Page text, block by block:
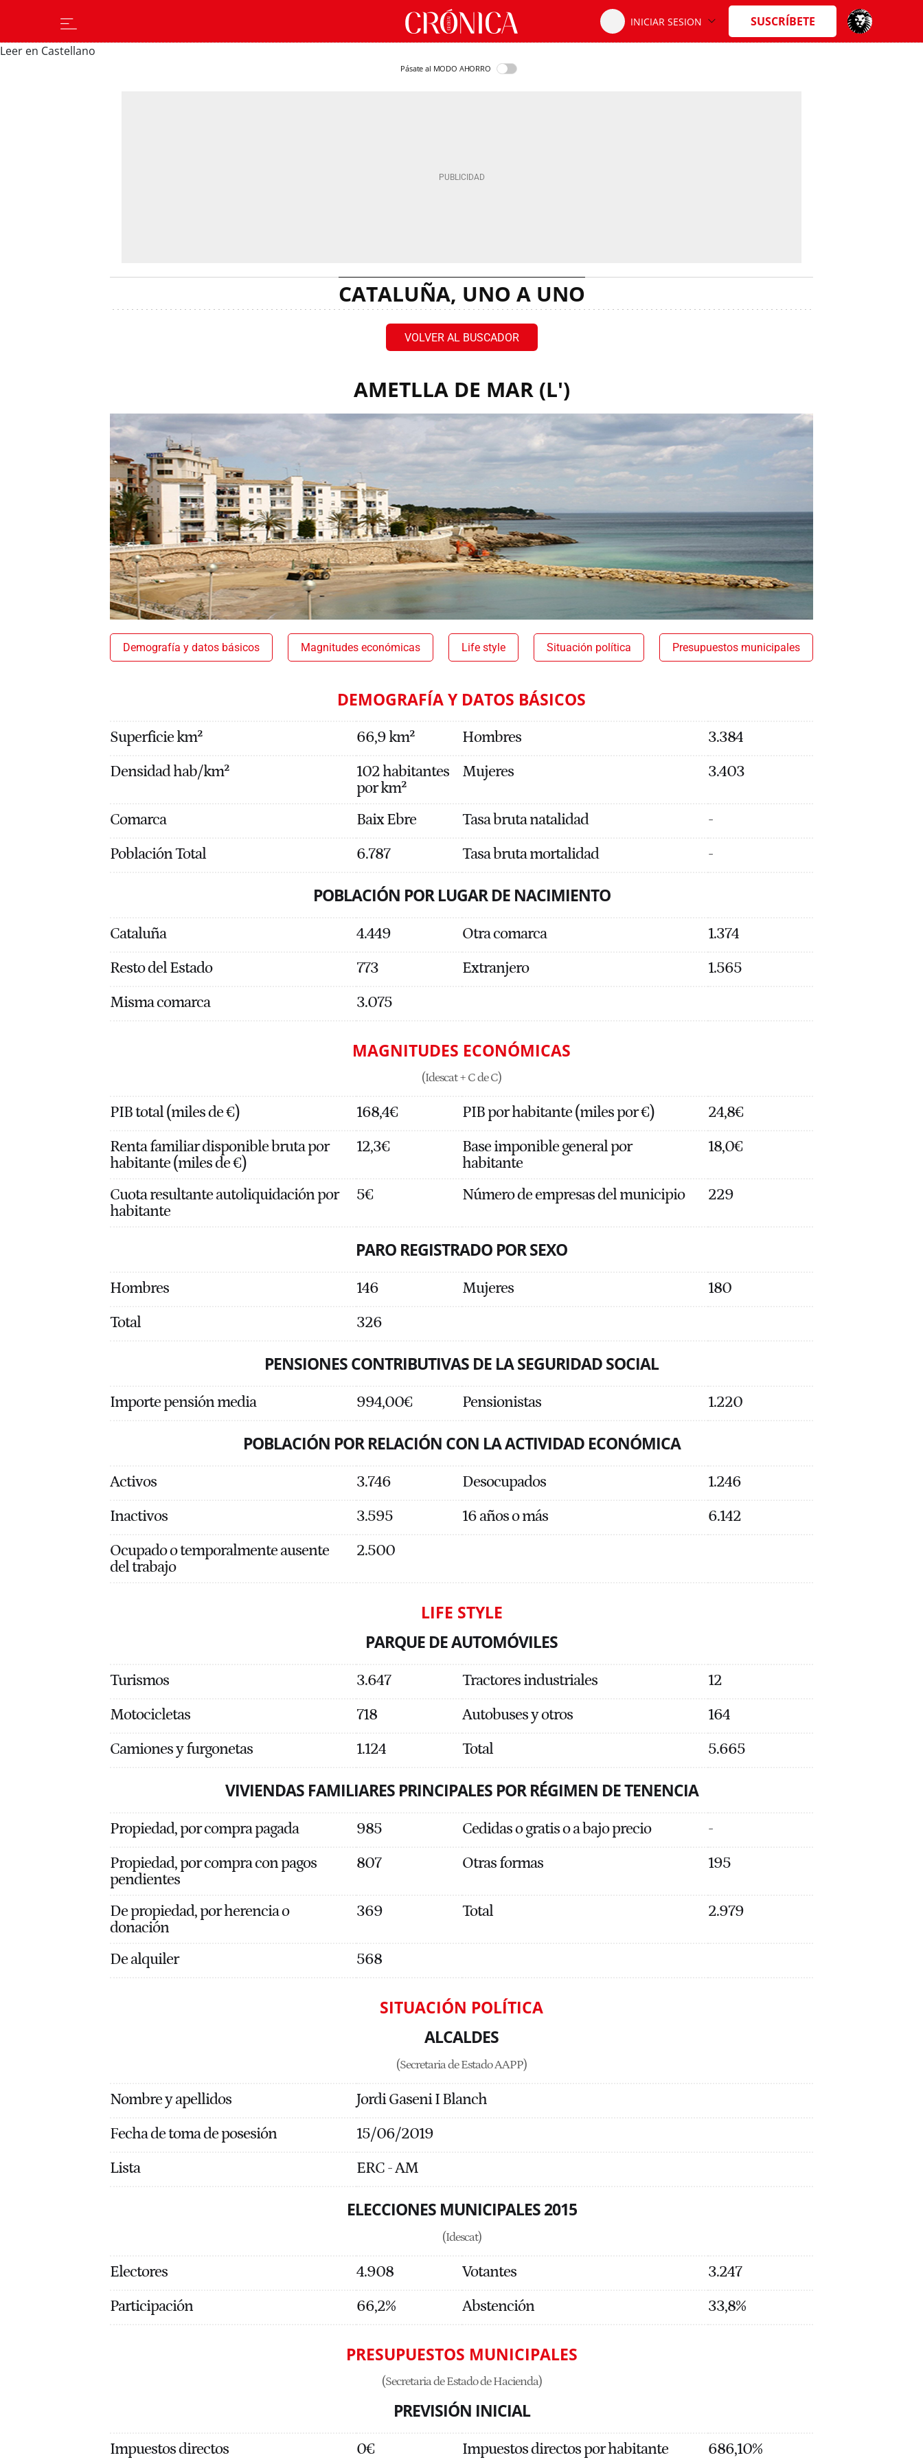
Leer en Castellano
Pásate al MODO AHORRO
CATALUÑA, UNO A UNO
VOLVER AL BUSCADOR
AMETLLA DE MAR (L')
Demografía y datos básicos Magnitudes económicas Life style Situación política Presupuestos municipales
DEMOGRAFÍA Y DATOS BÁSICOS
Superficie km² 66,9 km² Hombres
3.384
Densidad hab/km²
102 habitantes
por km²
Mujeres 3.403
Comarca Baix Ebre Tasa bruta natalidad
-
Población Total
6.787 Tasa bruta mortalidad -
POBLACIÓN POR LUGAR DE NACIMIENTO
Cataluña 4.449 Otra comarca
1.374
Resto del Estado
773 Extranjero
1.565
Misma comarca
3.075
MAGNITUDES ECONÓMICAS
(Idescat + C de C)
PIB total (miles de €) 168,4€ PIB por habitante (miles por €)
24,8€
Renta familiar disponible bruta por
habitante (miles de €)
12,3€
Base imponible general por
habitante
18,0€
Cuota resultante autoliquidación por
habitante
5€ Número de empresas del municipio 229
PARO REGISTRADO POR SEXO
Hombres 146 Mujeres
180
Total
326
PENSIONES CONTRIBUTIVAS DE LA SEGURIDAD SOCIAL
Importe pensión media 994,00€ Pensionistas 1.220
POBLACIÓN POR RELACIÓN CON LA ACTIVIDAD ECONÓMICA
Activos 3.746 Desocupados
1.246
Inactivos
3.595 16 años o más
6.142
Ocupado o temporalmente ausente
del trabajo
2.500
LIFE STYLE
PARQUE DE AUTOMÓVILES
Turismos 3.647 Tractores industriales
12
Motocicletas
718 Autobuses y otros
164
Camiones y furgonetas
1.124 Total 5.665
VIVIENDAS FAMILIARES PRINCIPALES POR RÉGIMEN DE TENENCIA
Propiedad, por compra pagada 985 Cedidas o gratis o a bajo precio
-
Propiedad, por compra con pagos
pendientes
807 Otras formas 195
De propiedad, por herencia o
donación
369 Total 2.979
De alquiler 568
SITUACIÓN POLÍTICA
ALCALDES
(Secretaria de Estado AAPP)
Nombre y apellidos
Jordi Gaseni I Blanch
Fecha de toma de posesión
15/06/2019
Lista
ERC - AM
ELECCIONES MUNICIPALES 2015
(Idescat)
Electores 4.908 Votantes
3.247
Participación
66,2% Abstención 33,8%
PRESUPUESTOS MUNICIPALES
(Secretaria de Estado de Hacienda)
PREVISIÓN INICIAL
Impuestos directos 0€ Impuestos directos por habitante 686,10%